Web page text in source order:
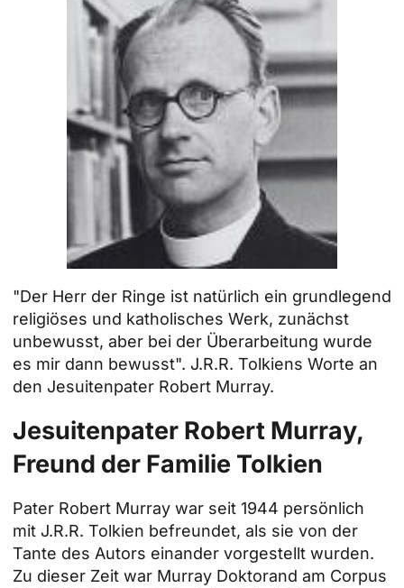
"Der Herr der Ringe ist natürlich ein grundlegend
religiöses und katholisches Werk, zunächst
unbewusst, aber bei der Überarbeitung wurde
es mir dann bewusst". J.R.R. Tolkiens Worte an
den Jesuitenpater Robert Murray.
Jesuitenpater Robert Murray,
Freund der Familie Tolkien
Pater Robert Murray war seit 1944 persönlich
mit J.R.R. Tolkien befreundet, als sie von der
Tante des Autors einander vorgestellt wurden.
Zu dieser Zeit war Murray Doktorand am Corpus